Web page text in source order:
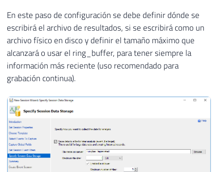
En este paso de configuración se debe definir dónde se
escribirá el archivo de resultados, si se escribirá como un
archivo físico en disco y definir el tamaño máximo que
alcanzará o usar el ring_buffer, para tener siempre la
información más reciente (uso recomendado para
grabación continua).